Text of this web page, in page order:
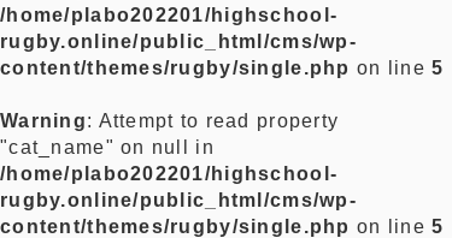
プライバシーポリシー
お問い合わせ
/home/plabo202201/highschool-
rugby.online/public_html/cms/wp-
content/themes/rugby/single.php on line5
Warning: Attempt to read property
"cat_name" on null in
/home/plabo202201/highschool-
rugby.online/public_html/cms/wp-
content/themes/rugby/single.php on line5